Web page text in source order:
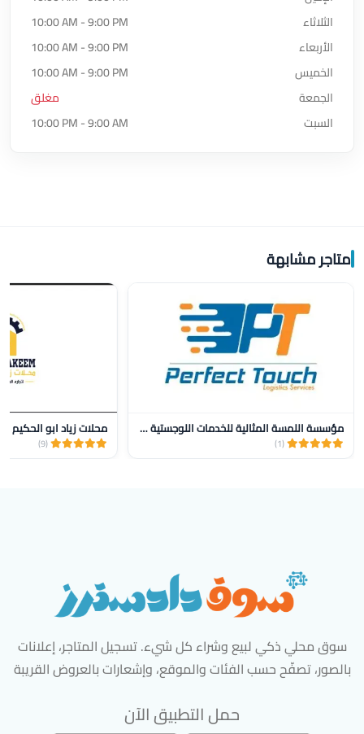
الثلاثاء
10:00 AM - 9:00 PM
الأربعاء
10:00 AM - 9:00 PM
الخميس
10:00 AM - 9:00 PM
الجمعة
مغلق
السبت
10:00 PM - 9:00 AM
متاجر مشابهة
مؤسسة اللمسة المثالية للخدمات اللوجستية للنقل
(1)
محلات زياد ابو الحكيم
(9)
سوق محلي ذكي لبيع وشراء كل شيء. تسجيل المتاجر، إعلانات
بالصور، تصفّح حسب الفئات والموقع، وإشعارات بالعروض القريبة
حمل التطبيق الآن